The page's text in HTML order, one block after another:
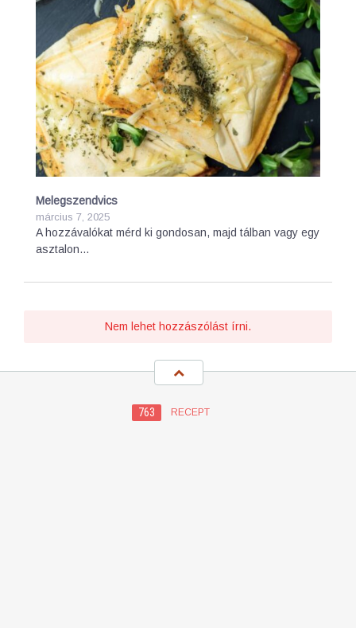
Melegszendvics
március 7, 2025
A hozzávalókat mérd ki gondosan, majd tálban vagy egy
asztalon…
Nem lehet hozzászólást írni.
763 RECEPT